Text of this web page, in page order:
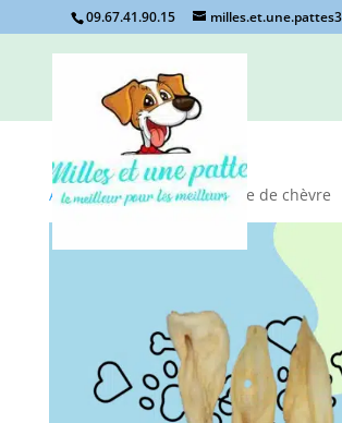
09.67.41.90.15
Accueil/Non classé/ oreille de chèvre